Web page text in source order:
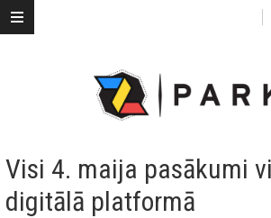
Visi 4. maija pasākumi
digitālā platformā